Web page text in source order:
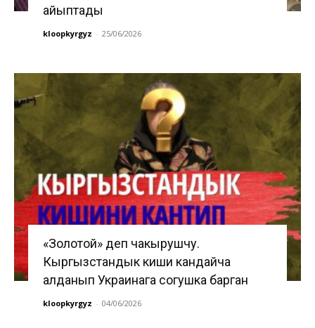
айыптады
kloopkyrgyz - 25/06/2026
«Золотой» деп чакырушчу.
Кыргызстандык киши кандайча
алданып Украинага согушка барган
kloopkyrgyz - 04/06/2026